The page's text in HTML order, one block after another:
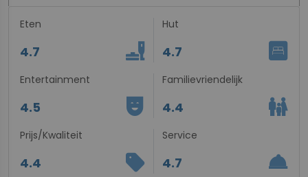
Eten
4.7 brunch_dining
Hut
4.7 bedroom_parent
Entertainment
4.5 comedy_mask
Familievriendelijk
4.4 family_restroom
Prijs/Kwaliteit
4.4 sell
Service
4.7 room_service